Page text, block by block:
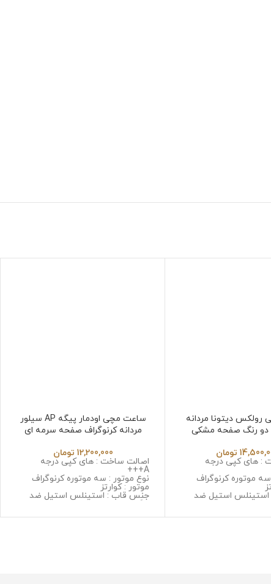
دیتونا مردانه
دو رنگ صفحه مشکی
تومان
: های کپی درجه
موتوره کرنوگراف
استیل ضد
ساعت مچی اودمار پیگه AP سیلور
مردانه کرنوگراف صفحه سرمه ای
12,200,000 تومان
اصالت ساخت : های کپی درجه
A+++
نوع موتور : سه موتوره کرنوگراف
موتور : کوارتز
جنس قاب : استینلس استیل ضد
زنگ و ضد حساسیت
جنس بند : استینلس استیل ضد زنگ